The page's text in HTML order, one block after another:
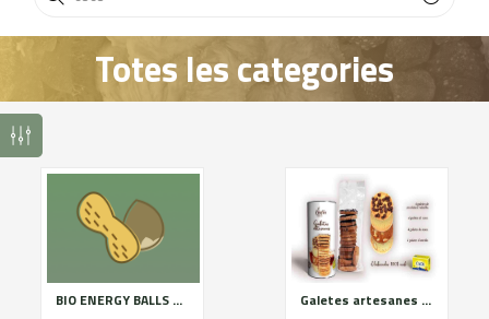
Totes les categories
BIO ENERGY BALLS COCO 120G
Galetes artesanes de mantega DOP Alt Urgell-Cerdanya. Assortit blanc